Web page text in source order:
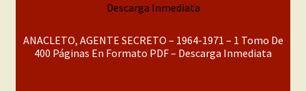
ANACLETO, AGENTE SECRETO – 1964-1971 – 1 Tomo De
400 Páginas En Formato PDF – Descarga Inmediata